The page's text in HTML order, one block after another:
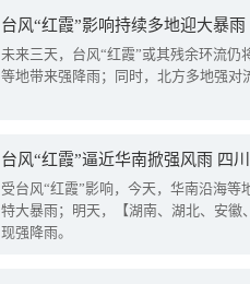
台风“红霞”影响持续多地迎大暴
未来三天，台风“红霞”或其残余环流仍
等地带来强降雨；同时，北方多地强对
台风“红霞”逼近华南掀强风雨 四
受台风“红霞”影响，今天，华南沿海
特大暴雨；明天，【湖南、湖北、安徽
现强降雨。